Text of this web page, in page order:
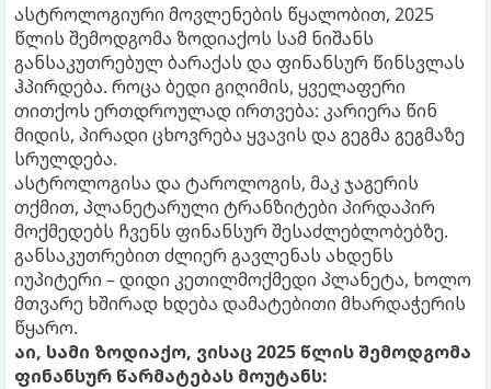
ასტროლოგიური მოვლენების წყალობით, 2025
წლის შემოდგომა ზოდიაქოს სამ ნიშანს
განსაკუთრებულ ბარაქას და ფინანსურ წინსვლას
ჰპირდება. როცა ბედი გიღიმის, ყველაფერი
თითქოს ერთდროულად ირთვება: კარიერა წინ
მიდის, პირადი ცხოვრება ყვავის და გეგმა გეგმაზე
სრულდება.
ასტროლოგისა და ტაროლოგის, მაკ ჯაგერის
თქმით, პლანეტარული ტრანზიტები პირდაპირ
მოქმედებს ჩვენს ფინანსურ შესაძლებლობებზე.
განსაკუთრებით ძლიერ გავლენას ახდენს
იუპიტერი – დიდი კეთილმოქმედი პლანეტა, ხოლო
მთვარე ხშირად ხდება დამატებითი მხარდაჭერის
წყარო.
აი, სამი ზოდიაქო, ვისაც 2025 წლის შემოდგომა
ფინანსურ წარმატებას მოუტანს: